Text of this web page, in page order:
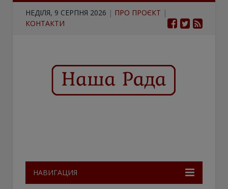
НЕДІЛЯ, 9 СЕРПНЯ 2026 | ПРО ПРОЄКТ |
КОНТАКТИ
НАВИГАЦИЯ